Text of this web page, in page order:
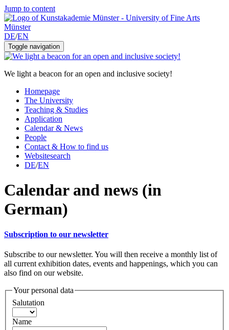
Jump to content
DE/EN
Toggle navigation
We light a beacon for an open and inclusive society!
Homepage
The University
Teaching & Studies
Application
Calendar & News
People
Contact & How to find us
Websitesearch
DE/EN
Calendar and news (in
German)
Subscription to our newsletter
Subscribe to our newsletter. You will then receive a monthly list of
all current exhibition dates, events and happenings, which you can
also find on our website.
Your personal data
Salutation
Name